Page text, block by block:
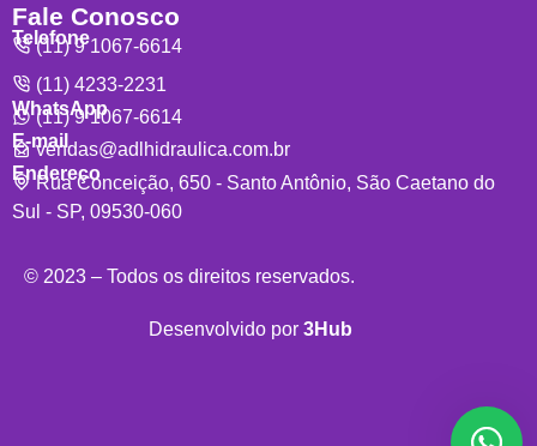
Fale Conosco
Telefone
(11) 9 1067-6614
(11) 4233-2231
WhatsApp
(11) 9 1067-6614
E-mail
vendas@adlhidraulica.com.br
Endereço
Rua Conceição, 650 - Santo Antônio, São Caetano do
Sul - SP, 09530-060
© 2023 – Todos os direitos reservados.
Desenvolvido por 3Hub